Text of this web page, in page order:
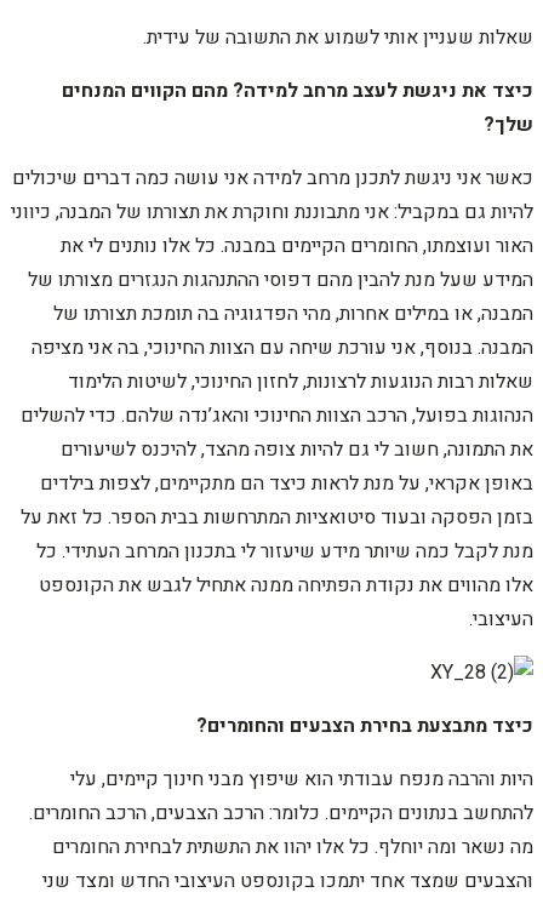
שאלות שעניין אותי לשמוע את התשובה של עידית.
כיצד את ניגשת לעצב מרחב למידה? מהם הקווים המנחים
שלך?
כאשר אני ניגשת לתכנן מרחב למידה אני עושה כמה דברים שיכולים
להיות גם במקביל: אני מתבוננת וחוקרת את תצורתו של המבנה, כיווני
האור ועוצמתו, החומרים הקיימים במבנה. כל אלו נותנים לי את
המידע שעל מנת להבין מהם דפוסי ההתנהגות הנגזרים מצורתו של
המבנה, או במילים אחרות, מהי הפדגוגיה בה תומכת תצורתו של
המבנה. בנוסף, אני עורכת שיחה עם הצוות החינוכי, בה אני מציפה
שאלות רבות הנוגעות לרצונות, לחזון החינוכי, לשיטות הלימוד
הנהוגות בפועל, הרכב הצוות החינוכי והאג’נדה שלהם. כדי להשלים
את התמונה, חשוב לי גם להיות צופה מהצד, להיכנס לשיעורים
באופן אקראי, על מנת לראות כיצד הם מתקיימים, לצפות בילדים
בזמן הפסקה ובעוד סיטואציות המתרחשות בבית הספר. כל זאת על
מנת לקבל כמה שיותר מידע שיעזור לי בתכנון המרחב העתידי. כל
אלו מהווים את נקודת הפתיחה ממנה אתחיל לגבש את הקונספט
העיצובי.
כיצד מתבצעת בחירת הצבעים והחומרים?
היות והרבה מנפח עבודתי הוא שיפוץ מבני חינוך קיימים, עלי
להתחשב בנתונים הקיימים. כלומר: הרכב הצבעים, הרכב החומרים.
מה נשאר ומה יוחלף. כל אלו יהוו את התשתית לבחירת החומרים
והצבעים שמצד אחד יתמכו בקונספט העיצובי החדש ומצד שני